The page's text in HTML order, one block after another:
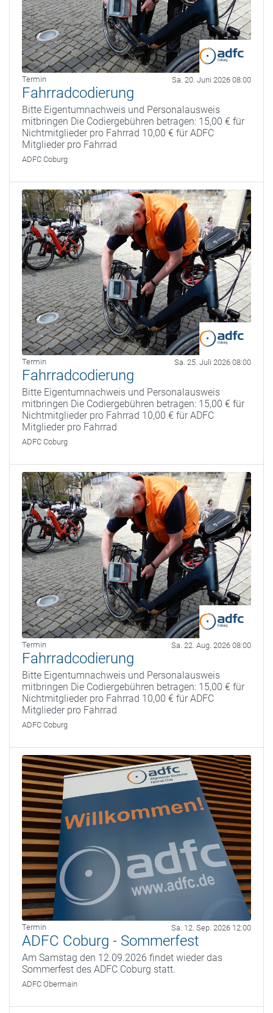
Termin Sa. 20. Juni 2026 08:00
Fahrradcodierung
Bitte Eigentumnachweis und Personalausweis
mitbringen Die Codiergebühren betragen: 15,00 € für
Nichtmitglieder pro Fahrrad 10,00 € für ADFC
Mitglieder pro Fahrrad
ADFC Coburg
Termin Sa. 25. Juli 2026 08:00
Fahrradcodierung
Bitte Eigentumnachweis und Personalausweis
mitbringen Die Codiergebühren betragen: 15,00 € für
Nichtmitglieder pro Fahrrad 10,00 € für ADFC
Mitglieder pro Fahrrad
ADFC Coburg
Termin Sa. 22. Aug. 2026 08:00
Fahrradcodierung
Bitte Eigentumnachweis und Personalausweis
mitbringen Die Codiergebühren betragen: 15,00 € für
Nichtmitglieder pro Fahrrad 10,00 € für ADFC
Mitglieder pro Fahrrad
ADFC Coburg
Termin Sa. 12. Sep. 2026 12:00
ADFC Coburg - Sommerfest
Am Samstag den 12.09.2026 findet wieder das
Sommerfest des ADFC Coburg statt.
ADFC Obermain